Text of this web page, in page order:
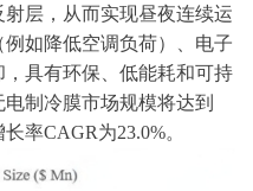
层，从而实现昼夜连续运
如降低空调负荷）、电子
具有环保、低能耗和可持
制冷膜市场规模将达到
率CAGR为23.0%。